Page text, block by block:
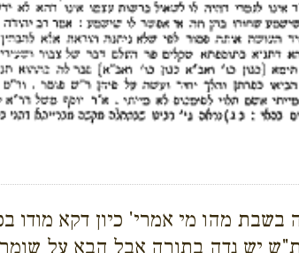
בשבת מהו מי אמרי' כיון דקא מודו
יש נדה בתורה אבל הבא על